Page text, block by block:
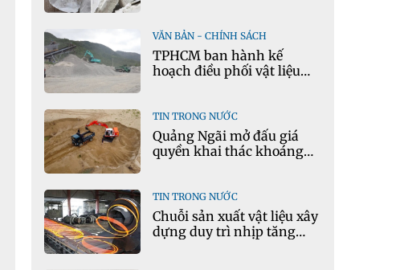
VĂN BẢN - CHÍNH SÁCH
TPHCM ban hành kế
hoạch điều phối vật liệu
TIN TRONG NƯỚC
Quảng Ngãi mở đấu giá
quyền khai thác khoáng
TIN TRONG NƯỚC
Chuỗi sản xuất vật liệu xây
dựng duy trì nhịp tăng